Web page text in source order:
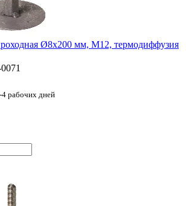
Ø8х200 мм, М12, термодиффузия
4 рабочих дней